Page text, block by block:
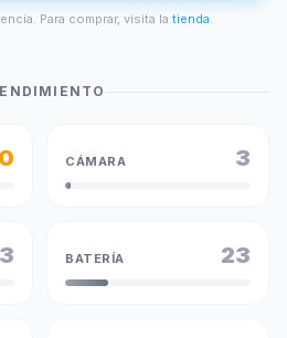
Para comprar, visita la tienda.
CÁMARA 3
BATERÍA 23